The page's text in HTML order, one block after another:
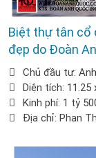
Biệt thự tân cổ
đẹp do Đoàn
Chủ đầu tư:
Diện tích: 11.25
Kinh phí: 1 tỷ
Địa chỉ: Phan